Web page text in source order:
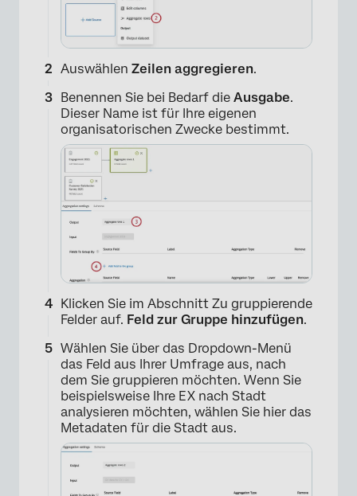
Auswählen Zeilen aggregieren.
Benennen Sie bei Bedarf die Ausgabe.
Dieser Name ist für Ihre eigenen
organisatorischen Zwecke bestimmt.
Klicken Sie im Abschnitt Zu gruppierende
Felder auf. Feld zur Gruppe hinzufügen.
Wählen Sie über das Dropdown-Menü
das Feld aus Ihrer Umfrage aus, nach
dem Sie gruppieren möchten. Wenn Sie
beispielsweise Ihre EX nach Stadt
analysieren möchten, wählen Sie hier das
Metadaten für die Stadt aus.